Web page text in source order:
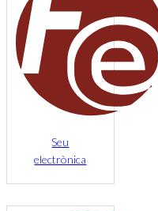
Seu
electrònica